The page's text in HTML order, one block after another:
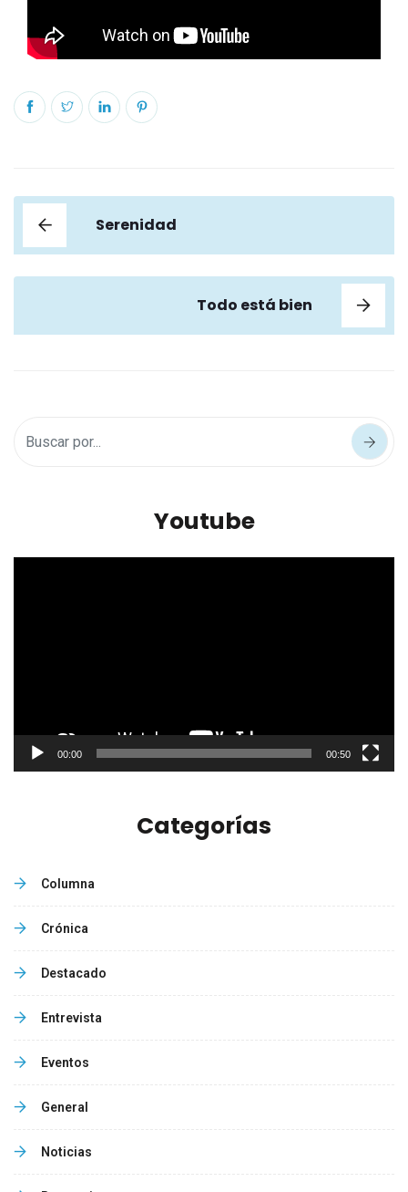
Serenidad
Todo está bien
Youtube
00:00 00:50
Categorías
Columna
Crónica
Destacado
Entrevista
Eventos
General
Noticias